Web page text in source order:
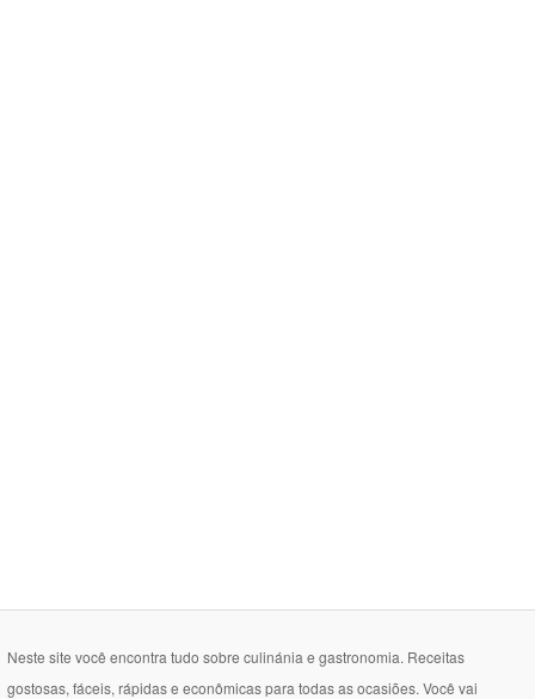
Neste site você encontra tudo sobre culinánia e gastronomia. Receitas
gostosas, fáceis, rápidas e econômicas para todas as ocasiões. Você vai